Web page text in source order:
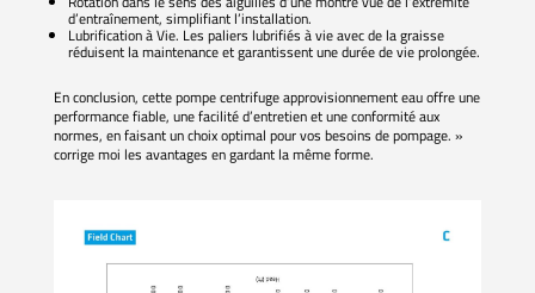
d’entraînement, simplifiant l’installation.
Lubrification à Vie. Les paliers lubrifiés à vie avec de la graisse
réduisent la maintenance et garantissent une durée de vie prolongée.
En conclusion, cette pompe centrifuge approvisionnement eau offre une
performance fiable, une facilité d’entretien et une conformité aux
normes, en faisant un choix optimal pour vos besoins de pompage. »
corrige moi les avantages en gardant la même forme.